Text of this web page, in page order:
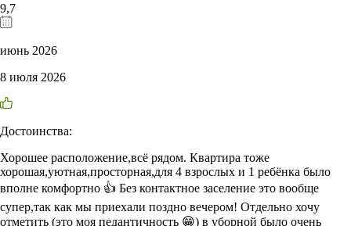
9,7
июнь 2026
8 июля 2026
Достоинства:
Хорошее расположение,всё рядом. Квартира тоже
хорошая,уютная,просторная,для 4 взрослых и 1 ребёнка было
вполне комфортно 👍 Без контактное заселение это вообще
супер,так как мы приехали поздно вечером! Отдельно хочу
отметить (это моя педантичность 😁) в уборной было очень